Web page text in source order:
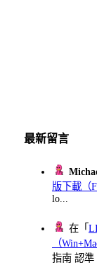
最新留言
版下載（
lo...
在「
（
指南 認準